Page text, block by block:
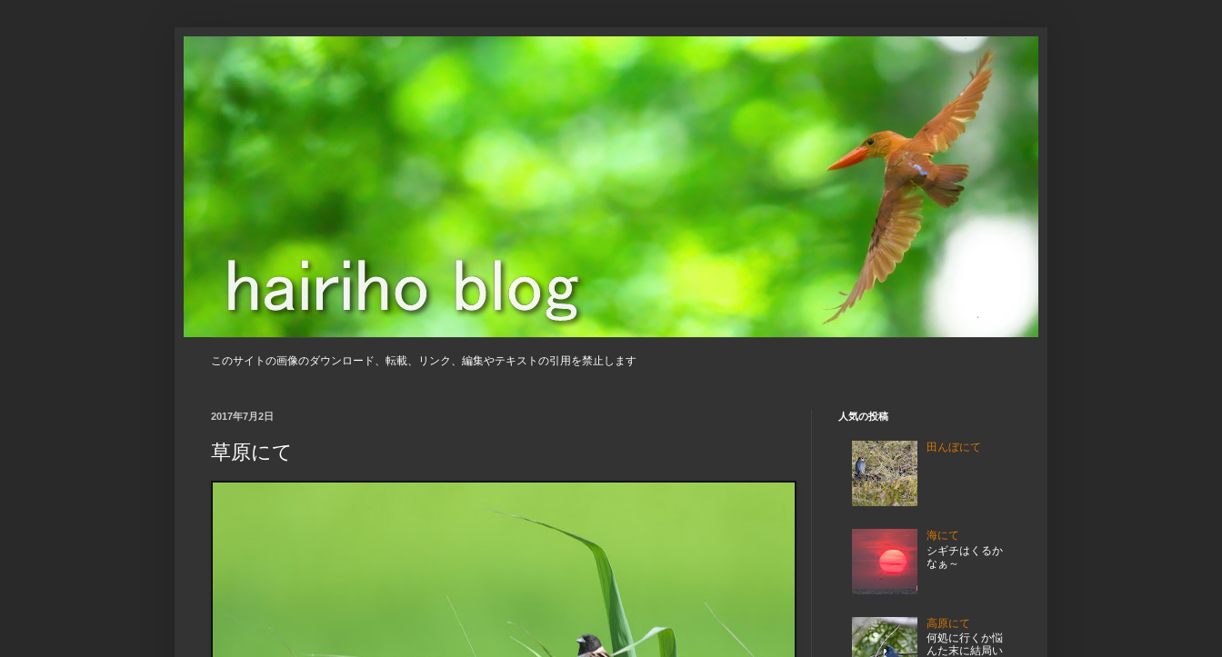
このサイトの画像のダウンロード、転載、リンク、編集やテキストの引用を禁止します
2017年7月2日
草原にて
人気の投稿
田んぼにて
海にて
シギチはくるか
なぁ～
高原にて
何処に行くか悩
んた末に結局い